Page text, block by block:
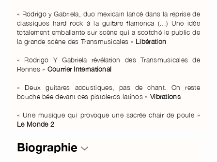
« Rodrigo y Gabriela, duo mexicain lancé dans la reprise de
classiques hard rock à la guitare flamenca (…) Une idée
totalement emballante sur scène qui a scotché le public de
la grande scène des Transmusicales » Libération
« Rodrigo Y Gabriela révélation des Transmusicales de
Rennes » Courrier International
« Deux guitares acoustiques, pas de chant. On reste
bouche bée devant ces pistoleros latinos » Vibrations
« Une musique qui provoque une sacrée chair de poule »
Le Monde 2
Biographie